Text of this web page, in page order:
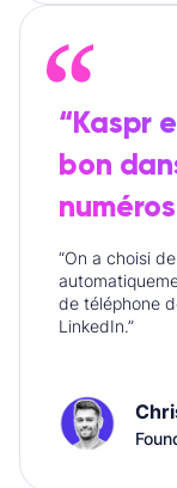
“Kaspr
bon
“On a choisi
de téléphone
LinkedIn.”